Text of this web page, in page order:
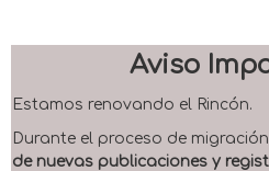
Aviso
Estamos renovando el Rincón.
Durante el proceso de
de nuevas publicaciones y